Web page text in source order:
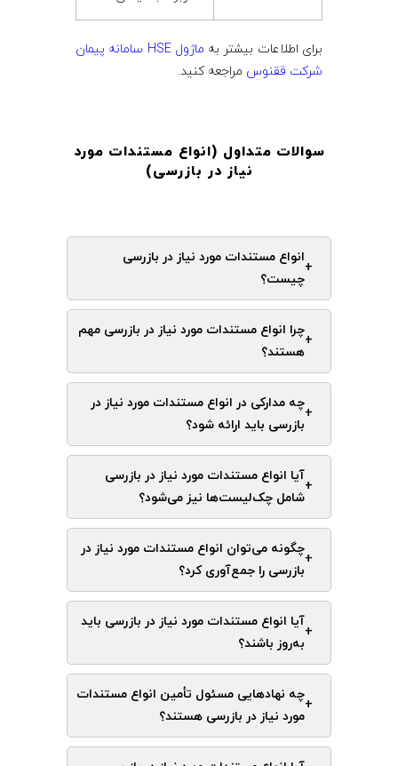
برای اطلاعات بیشتر به
ماژول HSE سامانه پیمان
شرکت ققنوس مراجعه کنید.
سوالات متداول (انواع مستندات مورد
نیاز در بازرسی)
+
انواع مستندات مورد نیاز در بازرسی
چیست؟
+
چرا انواع مستندات مورد نیاز در بازرسی مهم
هستند؟
+
چه مدارکی در انواع مستندات مورد نیاز در
بازرسی باید ارائه شود؟
+
آیا انواع مستندات مورد نیاز در بازرسی
شامل چک‌لیست‌ها نیز می‌شود؟
+
چگونه می‌توان انواع مستندات مورد نیاز در
بازرسی را جمع‌آوری کرد؟
+
آیا انواع مستندات مورد نیاز در بازرسی باید
به‌روز باشند؟
+
چه نهادهایی مسئول تأمین انواع مستندات
مورد نیاز در بازرسی هستند؟